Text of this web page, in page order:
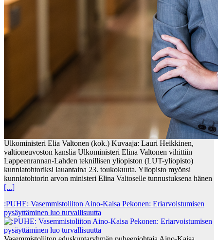
Ulkoministeri Elia Valtonen (kok.) Kuvaaja: Lauri Heikkinen,
valtioneuvoston kanslia Ulkoministeri Elina Valtonen vihittiin
Lappeenrannan-Lahden teknillisen yliopiston (LUT-yliopisto)
kunniatohtoriksi lauantaina 23. toukokuuta. Yliopisto myönsi
kunniatohtorin arvon ministeri Elina Valtoselle tunnustuksena hänen
[...]
:PUHE: Vasemmistoliiton Aino-Kaisa Pekonen: Eriarvoistumisen
pysäyttäminen luo turvallisuutta